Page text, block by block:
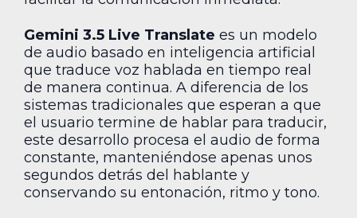
Gemini 3.5 Live Translate es un modelo
de audio basado en inteligencia artificial
que traduce voz hablada en tiempo real
de manera continua. A diferencia de los
sistemas tradicionales que esperan a que
el usuario termine de hablar para traducir,
este desarrollo procesa el audio de forma
constante, manteniéndose apenas unos
segundos detrás del hablante y
conservando su entonación, ritmo y tono.